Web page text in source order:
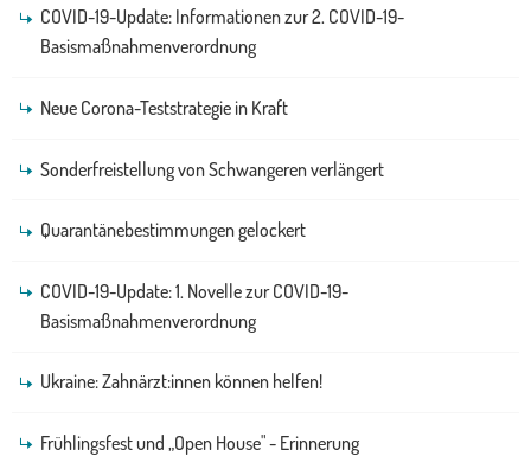
COVID-19-Update: Informationen zur 2. COVID-19-
Basismaßnahmenverordnung
Neue Corona-Teststrategie in Kraft
Sonderfreistellung von Schwangeren verlängert
Quarantänebestimmungen gelockert
COVID-19-Update: 1. Novelle zur COVID-19-
Basismaßnahmenverordnung
Ukraine: Zahnärzt:innen können helfen!
Frühlingsfest und „Open House" - Erinnerung